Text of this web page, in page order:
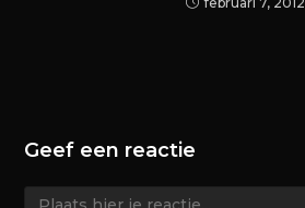
Geef een reactie